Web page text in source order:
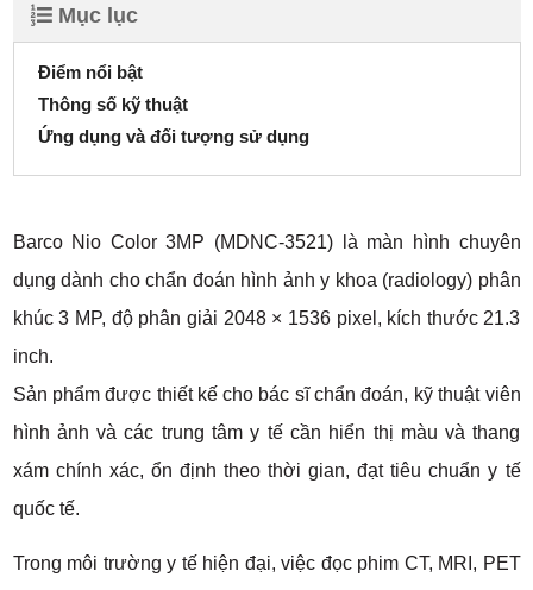
Mục lục
Điểm nổi bật
Thông số kỹ thuật
Ứng dụng và đối tượng sử dụng
Barco Nio Color 3MP (MDNC-3521) là màn hình chuyên
dụng dành cho chẩn đoán hình ảnh y khoa (radiology) phân
khúc 3 MP, độ phân giải 2048 × 1536 pixel, kích thước 21.3
inch.
Sản phẩm được thiết kế cho bác sĩ chẩn đoán, kỹ thuật viên
hình ảnh và các trung tâm y tế cần hiển thị màu và thang
xám chính xác, ổn định theo thời gian, đạt tiêu chuẩn y tế
quốc tế.
Trong môi trường y tế hiện đại, việc đọc phim CT, MRI, PET